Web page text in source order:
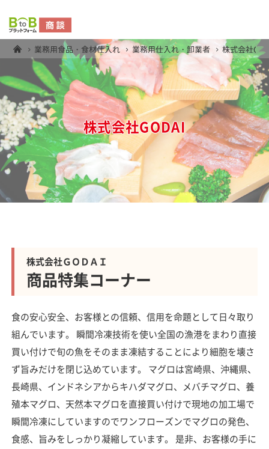
業務用食品・食材仕入れ 業務用仕入れ・卸業者 株式会社
株式会社GODAI
株式会社ＧＯＤＡＩ
商品特集コーナー
食の安心安全、お客様との信頼、信用を命題として日々取り
組んでいます。 瞬間冷凍技術を使い全国の漁港をまわり直接
買い付けで旬の魚をそのまま凍結することにより細胞を壊さ
ず旨みだけを閉じ込めています。 マグロは宮崎県、沖縄県、
長崎県、インドネシアからキハダマグロ、メバチマグロ、養
殖本マグロ、天然本マグロを直接買い付けで現地の加工場で
瞬間冷凍にしていますのでワンフローズンでマグロの発色、
食感、旨みをしっかり凝縮しています。 是非、お客様の手に